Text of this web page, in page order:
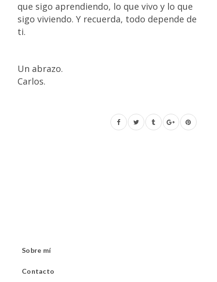
que sigo aprendiendo, lo que vivo y lo que
sigo viviendo. Y recuerda, todo depende de
ti.
Un abrazo.
Carlos.
Sobre mí
Contacto